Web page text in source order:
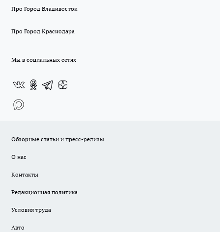
Про Город Владивосток
Про Город Краснодара
Мы в социальных сетях
Обзорные статьи и пресс-релизы
О нас
Контакты
Редакционная политика
Условия труда
Авто